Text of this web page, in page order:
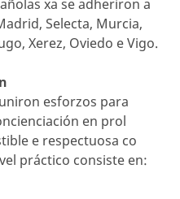
xa se adheriron a
Selecta, Murcia,
Xerez, Oviedo e Vigo.
esforzos para
en prol
e respectuosa co
práctico consiste en: